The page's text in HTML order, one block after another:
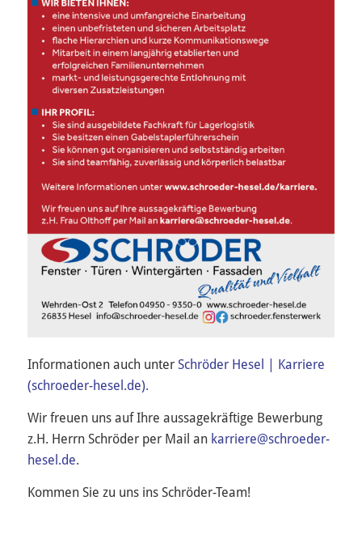
Informationen auch unter Schröder Hesel | Karriere
(schroeder-hesel.de).
Wir freuen uns auf Ihre aussagekräftige Bewerbung
z.H. Herrn Schröder per Mail an karriere@schroeder-
hesel.de.
Kommen Sie zu uns ins Schröder-Team!